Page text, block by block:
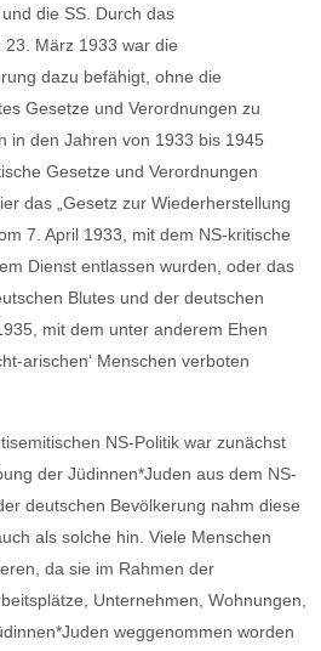
und die SS. Durch das
23. März 1933 war die
dazu befähigt, ohne die
Gesetze und Verordnungen zu
in den Jahren von 1933 bis 1945
Gesetze und Verordnungen
das „Gesetz zur Wiederherstellung
7. April 1933, mit dem NS-kritische
Dienst entlassen wurden, oder das
Blutes und der deutschen
mit dem unter anderem Ehen
arischen‘ Menschen verboten
NS-Politik war zunächst
der Jüdinnen*Juden aus dem NS-
deutschen Bevölkerung nahm diese
als solche hin. Viele Menschen
da sie im Rahmen der
Unternehmen, Wohnungen,
weggenommen worden